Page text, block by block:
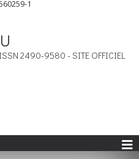
1
2490-9580 - SITE OFFICIEL